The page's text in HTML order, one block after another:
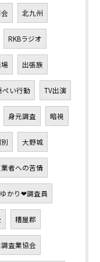
北九州
RKBラジオ
出張族
ぺい行動 TV出演
身元調査 暗視
大野城
者への苦情
かり❤調査員
糟屋郡
査業協会